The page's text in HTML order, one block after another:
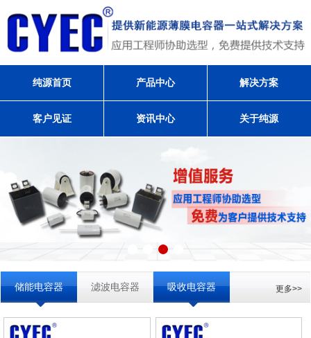
纯源首页 产品中心 解决方案
客户见证 资讯中心 关于纯源
储能电容器 滤波电容器 吸收电容器 更多>>